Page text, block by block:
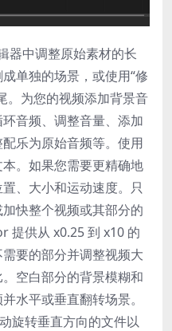
器中调整原始素材的长
单独的场景，或使用“修
。为您的视频添加背景音
音频、调整音量、添加
乐为原始音频等。使用
。如果您需要更精确地
、大小和运动速度。只
快整个视频或其部分的
提供从 x0.25 到 x10 的
要的部分并调整视频大
空白部分的背景模糊和
水平或垂直翻转场景。
旋转垂直方向的文件以